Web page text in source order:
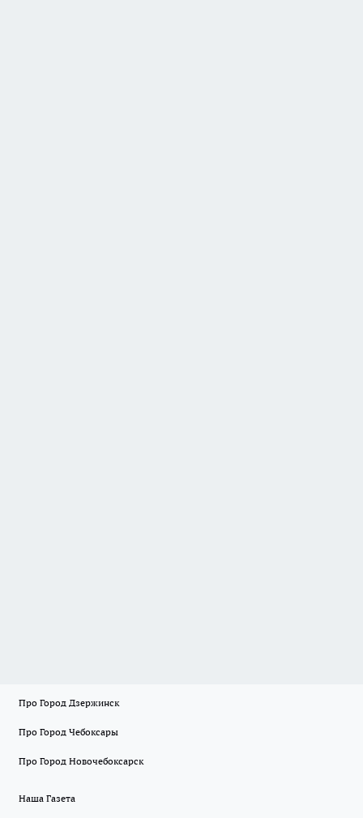
Про Город Дзержинск
Про Город Чебоксары
Про Город Новочебоксарск
Наша Газета